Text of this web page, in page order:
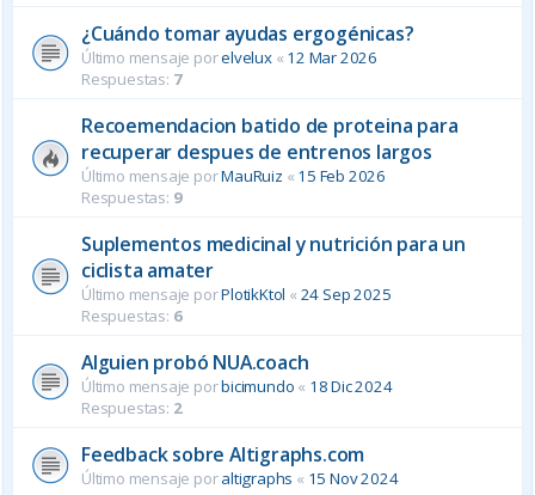
¿Cuándo tomar ayudas ergogénicas?
Último mensaje porelvelux« 12 Mar 2026
Respuestas: 7
Recoemendacion batido de proteina para
recuperar despues de entrenos largos
Último mensaje porMauRuiz « 15 Feb 2026
Respuestas: 9
Suplementos medicinal y nutrición para un
ciclista amater
Último mensaje porPlotikKtol « 24 Sep 2025
Respuestas: 6
Alguien probó NUA.coach
Último mensaje porbicimundo « 18 Dic 2024
Respuestas: 2
Feedback sobre Altigraphs.com
Último mensaje poraltigraphs « 15 Nov 2024